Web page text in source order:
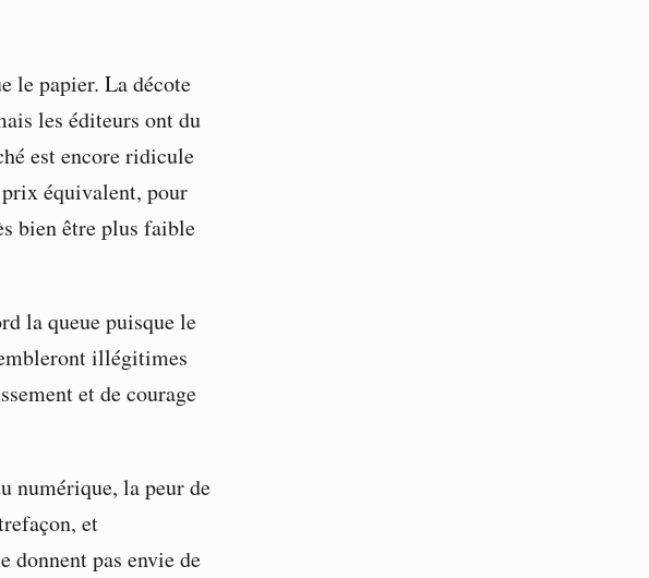
le papier. La décote
les éditeurs ont du
est encore ridicule
équivalent, pour
bien être plus faible
la queue puisque le
illégitimes
et de courage
numérique, la peur de
et
donnent pas envie de